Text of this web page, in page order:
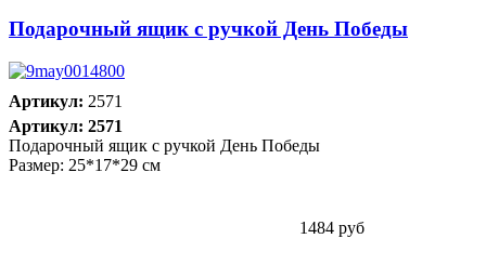
Подарочный ящик с ручкой День Победы
Артикул: 2571
Артикул: 2571
Подарочный ящик с ручкой День Победы
Размер: 25*17*29 см
1484 руб